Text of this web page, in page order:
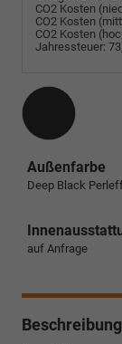
CO2 Kosten
CO2 Kosten
CO2 Kosten
Jahressteuer:
Außenfarbe
Deep Black
auf Anfrage
Beschreibung